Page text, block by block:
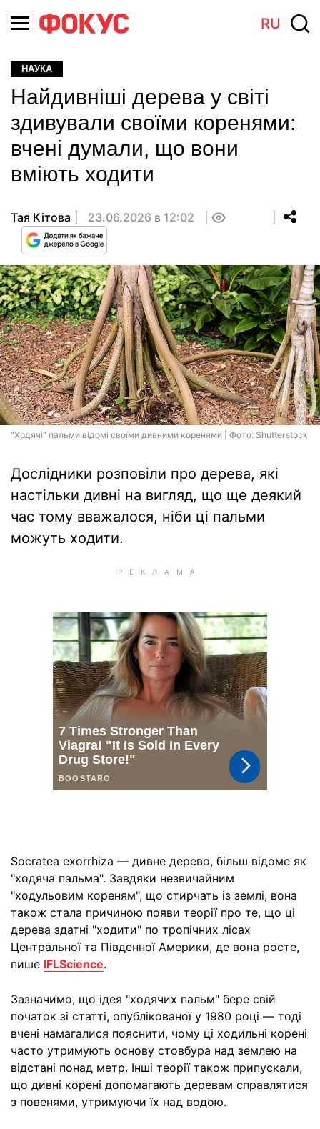
RU
НАУКА
Найдивніші дерева у світі
здивували своїми коренями:
вчені думали, що вони
вміють ходити
Тая Кітова 23.06.2026 в 12:02
"Ходячі" пальми відомі своїми дивними коренями | Фото: Shutterstock
Дослідники розповіли про дерева, які
настільки дивні на вигляд, що ще деякий
час тому вважалося, ніби ці пальми
можуть ходити.
Socratea exorrhiza — дивне дерево, більш відоме як
"ходяча пальма". Завдяки незвичайним
"ходульовим кореням", що стирчать із землі, вона
також стала причиною появи теорії про те, що ці
дерева здатні "ходити" по тропічних лісах
Центральної та Південної Америки, де вона росте,
пише IFLScience.
Зазначимо, що ідея "ходячих пальм" бере свій
початок зі статті, опублікованої у 1980 році — тоді
вчені намагалися пояснити, чому ці ходильні корені
часто утримують основу стовбура над землею на
відстані понад метр. Інші теорії також припускали,
що дивні корені допомагають деревам справлятися
з повенями, утримуючи їх над водою.